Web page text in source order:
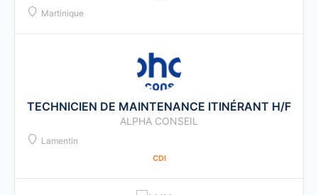
Martinique
TECHNICIEN DE MAINTENANCE ITINÉRANT H/F
ALPHA CONSEIL
Lamentin
CDI